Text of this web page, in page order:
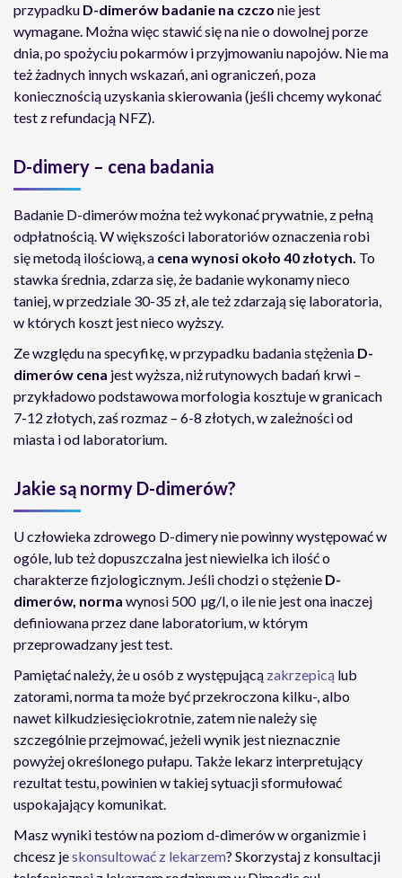
przypadku D-dimerów badanie na czczo nie jest
wymagane. Można więc stawić się na nie o dowolnej porze
dnia, po spożyciu pokarmów i przyjmowaniu napojów. Nie ma
też żadnych innych wskazań, ani ograniczeń, poza
koniecznością uzyskania skierowania (jeśli chcemy wykonać
test z refundacją NFZ).
D-dimery – cena badania
Badanie D-dimerów można też wykonać prywatnie, z pełną
odpłatnością. W większości laboratoriów oznaczenia robi
się metodą ilościową, a cena wynosi około 40 złotych. To
stawka średnia, zdarza się, że badanie wykonamy nieco
taniej, w przedziale 30-35 zł, ale też zdarzają się laboratoria,
w których koszt jest nieco wyższy.
Ze względu na specyfikę, w przypadku badania stężenia D-
dimerów cena jest wyższa, niż rutynowych badań krwi –
przykładowo podstawowa morfologia kosztuje w granicach
7-12 złotych, zaś rozmaz – 6-8 złotych, w zależności od
miasta i od laboratorium.
Jakie są normy D-dimerów?
U człowieka zdrowego D-dimery nie powinny występować w
ogóle, lub też dopuszczalna jest niewielka ich ilość o
charakterze fizjologicznym. Jeśli chodzi o stężenie D-
dimerów, norma wynosi 500 µg/l, o ile nie jest ona inaczej
definiowana przez dane laboratorium, w którym
przeprowadzany jest test.
Pamiętać należy, że u osób z występującą zakrzepicą lub
zatorami, norma ta może być przekroczona kilku-, albo
nawet kilkudziesięciokrotnie, zatem nie należy się
szczególnie przejmować, jeżeli wynik jest nieznacznie
powyżej określonego pułapu. Także lekarz interpretujący
rezultat testu, powinien w takiej sytuacji sformułować
uspokajający komunikat.
Masz wyniki testów na poziom d-dimerów w organizmie i
chcesz jeskonsultować z lekarzem? Skorzystaj z konsultacji